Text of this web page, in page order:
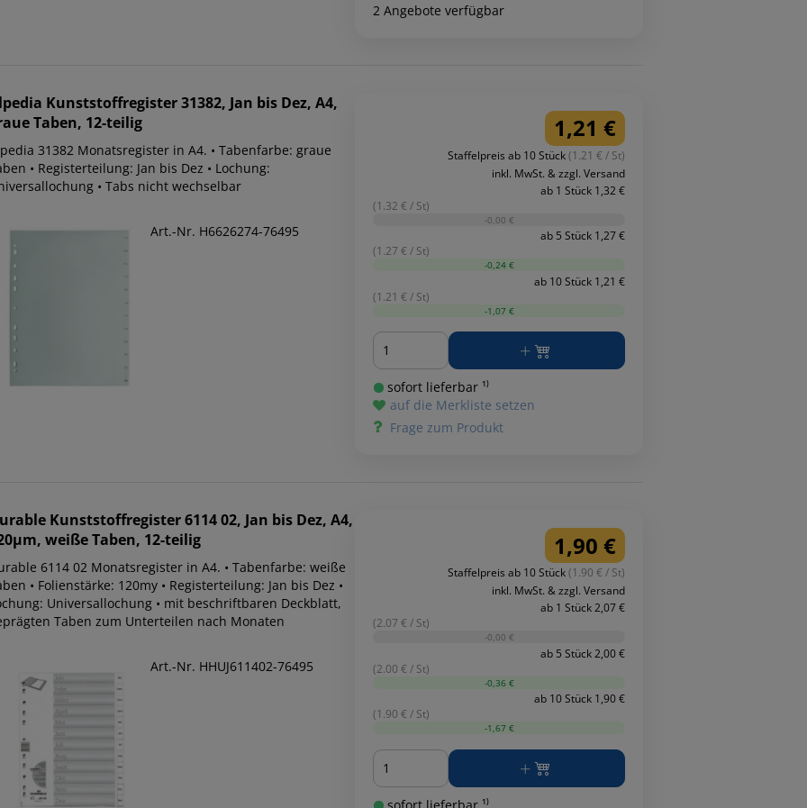
2 Angebote verfügbar
Kunststoffregister 31382, Jan bis Dez, A4,
Taben, 12-teilig
31382 Monatsregister in A4. • Tabenfarbe: graue
• Registerteilung: Jan bis Dez • Lochung:
• Tabs nicht wechselbar
Art.-Nr. H6626274-76495
1,21 €
Staffelpreis ab 10 Stück(1.21 € / St)
inkl. MwSt. & zzgl. Versand
ab 1 Stück 1,32 €
(1.32 € / St)
-0,00 €
ab 5 Stück 1,27 €
(1.27 € / St)
-0,24 €
ab 10 Stück 1,21 €
(1.21 € / St)
-1,07 €
Menge
sofort lieferbar ¹⁾
auf die Merkliste setzen
Frage zum Produkt
Kunststoffregister 6114 02, Jan bis Dez, A4,
weiße Taben, 12-teilig
6114 02 Monatsregister in A4. • Tabenfarbe: weiße
• Folienstärke: 120my • Registerteilung: Jan bis Dez •
Universallochung • mit beschriftbaren Deckblatt,
Taben zum Unterteilen nach Monaten
Art.-Nr. HHUJ611402-76495
1,90 €
Staffelpreis ab 10 Stück(1.90 € / St)
inkl. MwSt. & zzgl. Versand
ab 1 Stück 2,07 €
(2.07 € / St)
-0,00 €
ab 5 Stück 2,00 €
(2.00 € / St)
-0,36 €
ab 10 Stück 1,90 €
(1.90 € / St)
-1,67 €
Menge
sofort lieferbar ¹⁾